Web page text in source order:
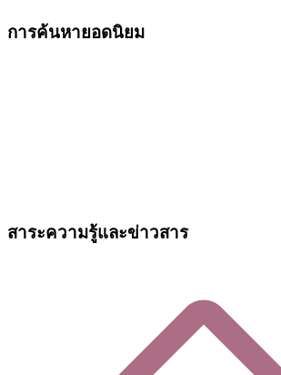
การค้นหายอดนิยม
สาระความรู้และข่าวสาร